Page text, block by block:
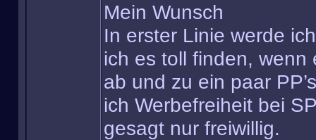
Mein Wunsch
In erster Linie werde
ich es toll finden,
ab und zu ein paar
ich Werbefreiheit bei
gesagt nur freiwillig.